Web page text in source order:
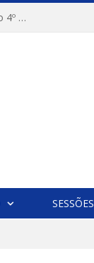
Câmara Municipal de Alenquer realiza abertura dos trabalhos do 4º Período Legislativo
SESSÕES